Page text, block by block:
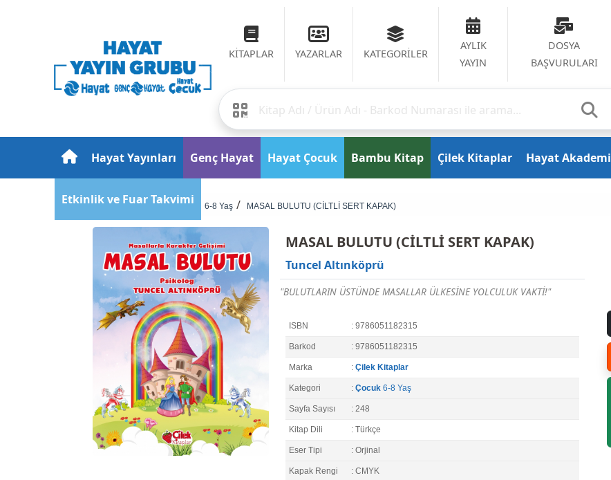
KİTAPLAR YAZARLAR KATEGORİLER
AYLIK
YAYIN
DOSYA
BAŞVURULARI
Hayat Yayınları Genç Hayat Hayat Çocuk Bambu Kitap Çilek Kitaplar Hayat Akademi
Etkinlik ve Fuar Takvimi
Anasayfa Çocuk 6-8 Yaş MASAL BULUTU (CİLTLİ SERT KAPAK)
MASAL BULUTU (CİLTLİ SERT KAPAK)
Tuncel Altınköprü
"BULUTLARIN ÜSTÜNDE MASALLAR ÜLKESİNE YOLCULUK VAKTİ!"
ISBN : 9786051182315
Barkod : 9786051182315
Marka : Çilek Kitaplar
Kategori : Çocuk 6-8 Yaş
Sayfa Sayısı : 248
Kitap Dili : Türkçe
Eser Tipi : Orjinal
Kapak Rengi : CMYK